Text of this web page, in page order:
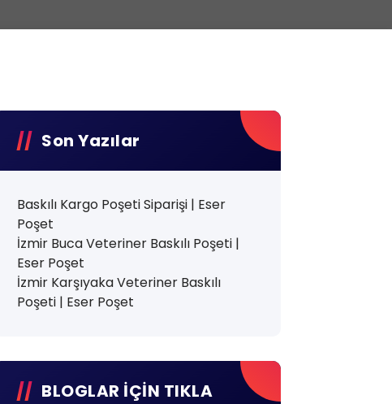
Son Yazılar
Baskılı Kargo Poşeti Siparişi | Eser
Poşet
İzmir Buca Veteriner Baskılı Poşeti |
Eser Poşet
İzmir Karşıyaka Veteriner Baskılı
Poşeti | Eser Poşet
BLOGLAR İÇİN TIKLA